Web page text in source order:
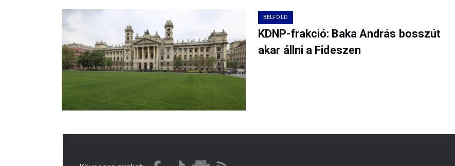
BELFÖLD
KDNP-frakció: Baka András bosszút
akar állni a Fideszen